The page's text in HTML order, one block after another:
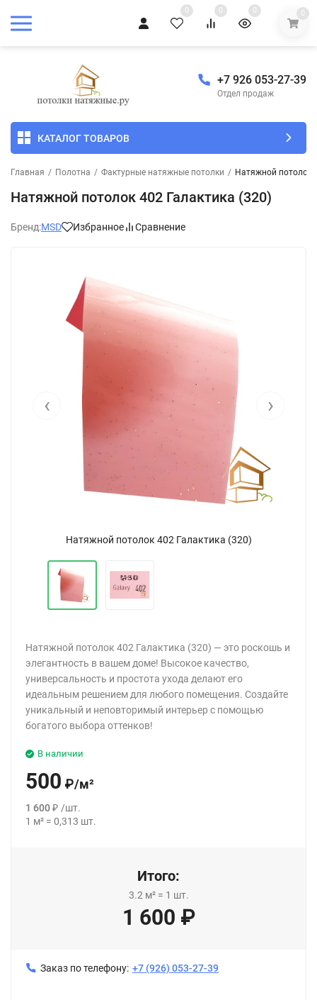
0 0 0 0
+7 926 053-27-39
Отдел продаж
КАТАЛОГ ТОВАРОВ
Главная / Полотна / Фактурные натяжные потолки / Натяжной потолок
Натяжной потолок 402 Галактика (320)
Бренд:MSD Избранное Сравнение
Натяжной потолок 402 Галактика (320)
‹ ›
Натяжной потолок 402 Галактика (320) — это роскошь и
элегантность в вашем доме! Высокое качество,
универсальность и простота ухода делают его
идеальным решением для любого помещения. Создайте
уникальный и неповторимый интерьер с помощью
богатого выбора оттенков!
В наличии
500 ₽/м²
1 600₽ /шт.
1 м² = 0,313 шт.
Итого:
3.2 м²= 1 шт.
1 600 ₽
Заказ по телефону: +7 (926) 053-27-39